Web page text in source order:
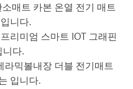
매트 카본 온열 전기 매트
니다.
리미엄 스마트 IOT 그래핀
니다.
라믹볼내장 더블 전기매트
입니다.